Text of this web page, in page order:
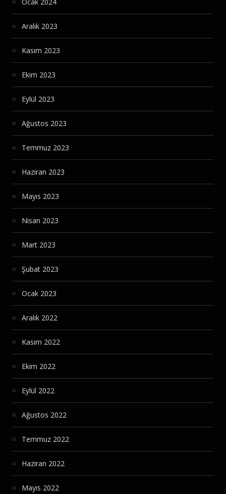
Ocak 2024
Aralık 2023
Kasım 2023
Ekim 2023
Eylül 2023
Ağustos 2023
Temmuz 2023
Haziran 2023
Mayıs 2023
Nisan 2023
Mart 2023
Şubat 2023
Ocak 2023
Aralık 2022
Kasım 2022
Ekim 2022
Eylül 2022
Ağustos 2022
Temmuz 2022
Haziran 2022
Mayıs 2022